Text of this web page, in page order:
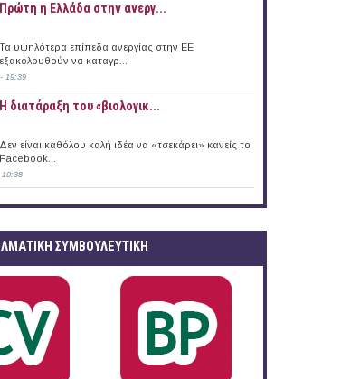
Πρώτη η Ελλάδα στην ανεργ...
Τα υψηλότερα επίπεδα ανεργίας στην ΕΕ
εξακολουθούν να καταγρ...
19:39
Η διατάραξη του «βιολογικ...
Δεν είναι καθόλου καλή ιδέα να «τσεκάρει» κανείς το
Facebook...
10:38
ΣΥΜΒΟΥΛΕΥΤΙΚΉ